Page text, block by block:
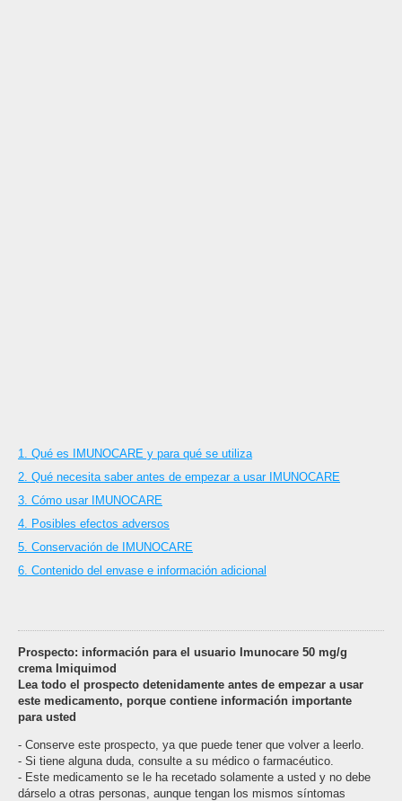
1. Qué es IMUNOCARE y para qué se utiliza
2. Qué necesita saber antes de empezar a usar IMUNOCARE
3. Cómo usar IMUNOCARE
4. Posibles efectos adversos
5. Conservación de IMUNOCARE
6. Contenido del envase e información adicional
Prospecto: información para el usuario Imunocare 50 mg/g
crema Imiquimod
Lea todo el prospecto detenidamente antes de empezar a usar
este medicamento, porque contiene información importante
para usted
- Conserve este prospecto, ya que puede tener que volver a leerlo.
- Si tiene alguna duda, consulte a su médico o farmacéutico.
- Este medicamento se le ha recetado solamente a usted y no debe
dárselo a otras personas, aunque tengan los mismos síntomas